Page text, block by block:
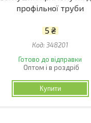
профільної труби
5 ₴
348201
Готово до відправки
Оптом і в роздріб
Купити